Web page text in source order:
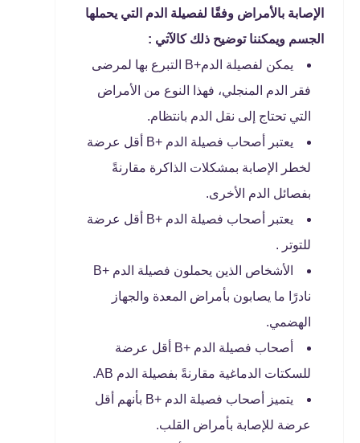
الإصابة بالأمراض وفقًا لفصيلة الدم التي يحملها
الجسم ويمكننا توضيح ذلك كالآتي :
يمكن لفصيلة الدم+B التبرع بها لمرضى
فقر الدم المنجلي، فهذا النوع من الأمراض
التي تحتاج إلى نقل الدم بانتظام.
يعتبر أصحاب فصيلة الدم +B أقل عرضة
لخطر الإصابة بمشكلات الذاكرة مقارنةً
بفصائل الدم الأخرى.
يعتبر أصحاب فصيلة الدم +B أقل عرضة
للتوتر .
الأشخاص الذين يحملون فصيلة الدم +B
نادرًا ما يصابون بأمراض المعدة والجهاز
الهضمي.
أصحاب فصيلة الدم +B أقل عرضة
للسكتات الدماغية مقارنةً بفصيلة الدم AB.
يتميز أصحاب فصيلة الدم +B بأنهم أقل
عرضة للإصابة بأمراض القلب.